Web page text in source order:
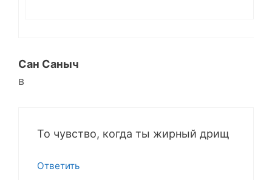
Сан Саныч
в
То чувство, когда ты жирный дрищ
Ответить